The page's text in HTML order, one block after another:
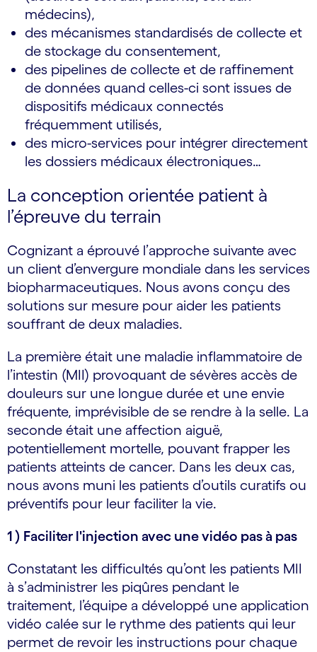
médecins),
des mécanismes standardisés de collecte et
de stockage du consentement,
des pipelines de collecte et de raffinement
de données quand celles-ci sont issues de
dispositifs médicaux connectés
fréquemment utilisés,
des micro-services pour intégrer directement
les dossiers médicaux électroniques…
La conception orientée patient à
l’épreuve du terrain
Cognizant a éprouvé l’approche suivante avec
un client d’envergure mondiale dans les services
biopharmaceutiques. Nous avons conçu des
solutions sur mesure pour aider les patients
souffrant de deux maladies.
La première était une maladie inflammatoire de
l’intestin (MII) provoquant de sévères accès de
douleurs sur une longue durée et une envie
fréquente, imprévisible de se rendre à la selle. La
seconde était une affection aiguë,
potentiellement mortelle, pouvant frapper les
patients atteints de cancer. Dans les deux cas,
nous avons muni les patients d’outils curatifs ou
préventifs pour leur faciliter la vie.
1 ) Faciliter l'injection avec une vidéo pas à pas
Constatant les difficultés qu’ont les patients MII
à s’administrer les piqûres pendant le
traitement, l’équipe a développé une application
vidéo calée sur le rythme des patients qui leur
permet de revoir les instructions pour chaque